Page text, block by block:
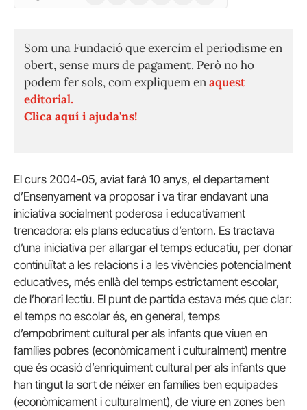
Som una Fundació que exercim el periodisme en
obert, sense murs de pagament. Però no ho
podem fer sols, com expliquem enaquest
editorial.
Clica aquí i ajuda'ns!
El curs 2004-05, aviat farà 10 anys, el departament
d’Ensenyament va proposar i va tirar endavant una
iniciativa socialment poderosa i educativament
trencadora: els plans educatius d’entorn. Es tractava
d’una iniciativa per allargar el temps educatiu, per donar
continuïtat a les relacions i a les vivències potencialment
educatives, més enllà del temps estrictament escolar,
de l’horari lectiu. El punt de partida estava més que clar:
el temps no escolar és, en general, temps
d’empobriment cultural per als infants que viuen en
famílies pobres (econòmicament i culturalment) mentre
que és ocasió d’enriquiment cultural per als infants que
han tingut la sort de néixer en famílies ben equipades
(econòmicament i culturalment), de viure en zones ben